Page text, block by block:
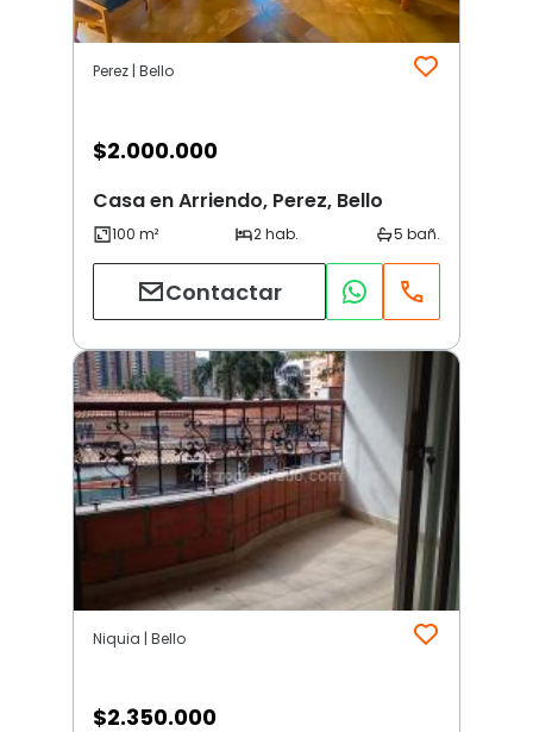
Perez | Bello
$2.000.000
Casa en Arriendo, Perez, Bello
Contactar
Niquia | Bello
$2.350.000